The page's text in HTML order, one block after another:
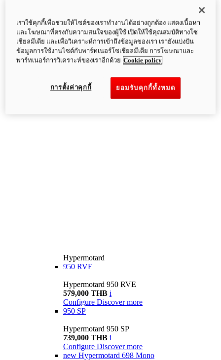
Hypermotard
950 RVE
Hypermotard 950 RVE
579,000 THB i
Configure Discover more
950 SP
Hypermotard 950 SP
739,000 THB i
Configure Discover more
new Hypermotard 698 Mono
เราใช้คุกกี้เพื่อช่วยให้ไซต์ของเราทำงานได้อย่างถูกต้อง แสดงเนื้อหา
และโฆษณาที่ตรงกับความสนใจของผู้ใช้ เปิดให้ใช้คุณสมบัติทางโซ
เชียลมีเดีย และเพื่อวิเคราะห์การเข้าถึงข้อมูลของเรา เรายังแบ่งปัน
ข้อมูลการใช้งานไซต์กับพาร์ทเนอร์โซเชียลมีเดีย การโฆษณาและ
พาร์ทเนอร์การวิเคราะห์ของเราอีกด้วย Cookie policy
ยอมรับคุกกี้ทั้งหมด
การตั้งค่าคุกกี้